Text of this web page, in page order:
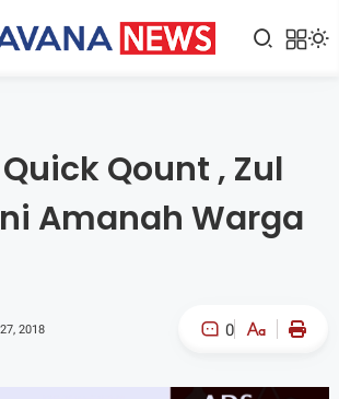
Qount , Zul
Amanah Warga
2018 0